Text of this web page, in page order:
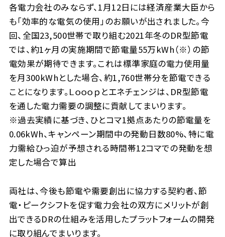
各電力会社のみならず、1月12日には経済産業大臣から
も「効率的な電気の使用」のお願いが出されました。今
回、全国23,500世帯で取り組む2021年冬のDR型節電
では、約1ヶ月の実施期間で節電量55万kWh（※）の節
電効果が期待できます。これは標準家庭の電力使用量
を月300kWhとした場合、約1,760世帯分を節電できる
ことになります。Ｌｏｏｏｐとエネチェンジは、DR型節電
を通した電力需要の調整に貢献してまいります。
※過去実績に基づき、ひとコマ1拠点あたりの節電量を
0.06kWh、キャンペーン期間中の発動日数80%、特に電
力需給ひっ迫が予想される時間帯12コマでの発動を想
定した場合で算出
両社は、今後も節電や需要創出に協力する契約者、節
電・ピークシフトを促す電力会社の双方にメリットが創
出できるDRの仕組みを活用したプラットフォームの開発
に取り組んでまいります。